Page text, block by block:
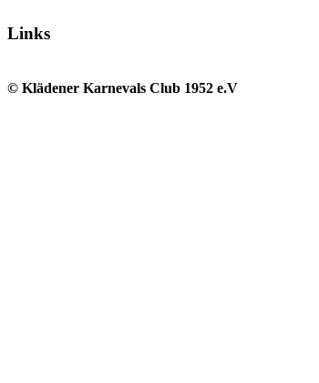
Links
© Klädener Karnevals Club 1952 e.V